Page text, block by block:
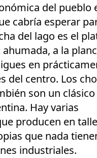
del pueblo
cabría esperar
del lago es el
a la
en
del centro. Los
son un clásico
Hay varias
producen en
que nada
industriales.